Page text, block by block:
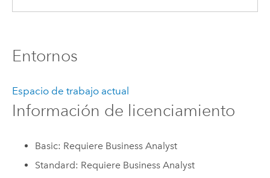
Entornos
Espacio de trabajo actual
Información de licenciamiento
Basic: Requiere Business Analyst
Standard: Requiere Business Analyst